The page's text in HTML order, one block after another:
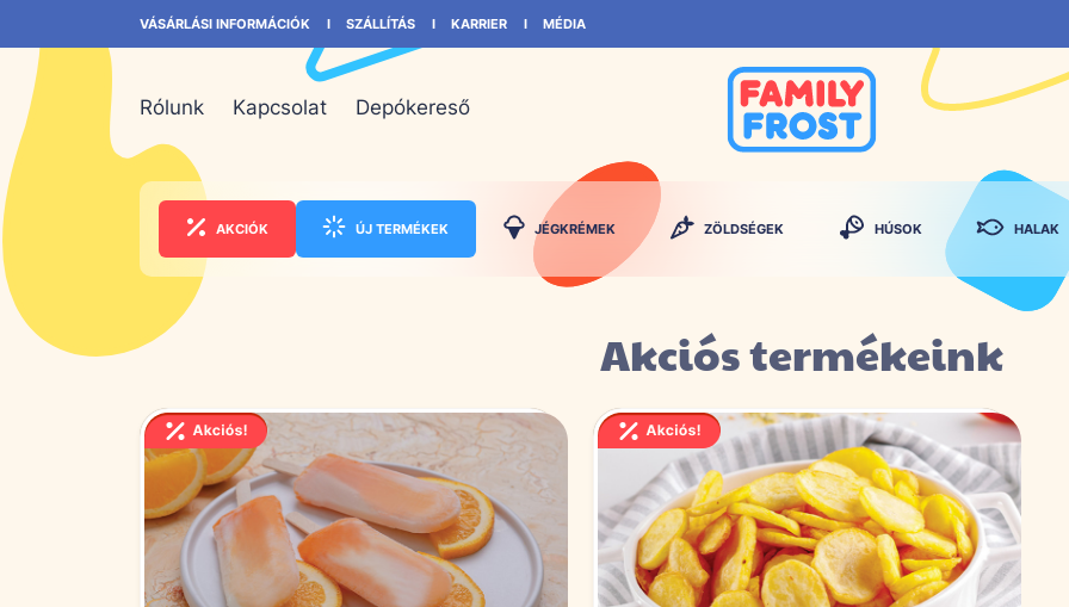
VÁSÁRLÁSI INFORMÁCIÓK SZÁLLÍTÁS KARRIER MÉDIA
Rólunk Kapcsolat Depókereső
AKCIÓK ÚJ TERMÉKEK JÉGKRÉMEK ZÖLDSÉGEK HÚSOK HALAK
Akciós termékeink